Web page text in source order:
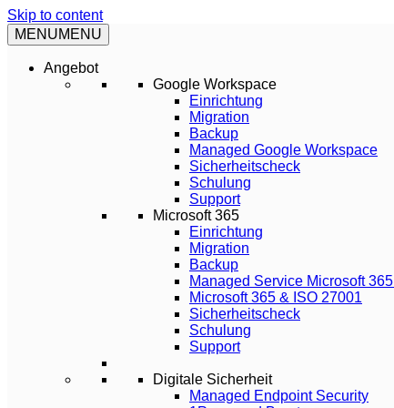
Skip to content
MENUMENU
Angebot
Google Workspace
Einrichtung
Migration
Backup
Managed Google Workspace
Sicherheitscheck
Schulung
Support
Microsoft 365
Einrichtung
Migration
Backup
Managed Service Microsoft 365
Microsoft 365 & ISO 27001
Sicherheitscheck
Schulung
Support
Digitale Sicherheit
Managed Endpoint Security